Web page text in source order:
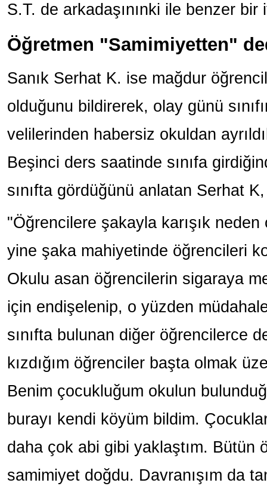
S.T. de arkadaşınınki ile benzer bir
Öğretmen "Samimiyetten"
Sanık Serhat K. ise mağdur
olduğunu bildirerek, olay günü
velilerinden habersiz okuldan
Beşinci ders saatinde sınıfa
sınıfta gördüğünü anlatan Serhat
"Öğrencilere şakayla karışık neden
yine şaka mahiyetinde öğrencileri
Okulu asan öğrencilerin sigaraya
için endişelenip, o yüzden
sınıfta bulunan diğer öğrencilerce
kızdığım öğrenciler başta olmak
Benim çocukluğum okulun
burayı kendi köyüm bildim.
daha çok abi gibi yaklaştım. Bütün
samimiyet doğdu. Davranışım da